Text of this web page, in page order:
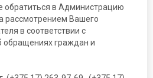
обратиться в Администрацию
рассмотрением Вашего
в соответствии с
обращениях граждан и